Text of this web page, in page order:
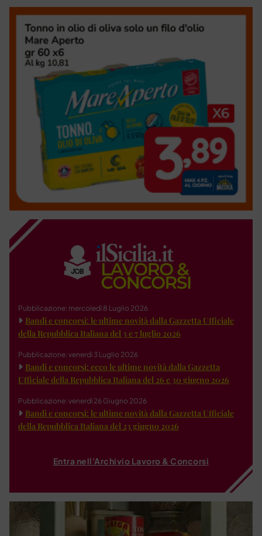
Pubblicazione: mercoledì 8 Luglio 2026
Bandi e concorsi: le ultime novità dalla Gazzetta Ufficiale
della Repubblica Italiana del 3 e 7 luglio 2026
Pubblicazione: venerdì 3 Luglio 2026
Bandi e concorsi: ecco le ultime novità dalla Gazzetta
Ufficiale della Repubblica Italiana del 26 e 30 giugno 2026
Pubblicazione: venerdì 26 Giugno 2026
Bandi e concorsi: le ultime novità dalla Gazzetta Ufficiale
della Repubblica Italiana del 23 giugno 2026
Entra nell'Archivio Lavoro & Concorsi